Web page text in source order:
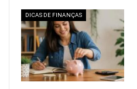
DICAS DE FINANÇAS